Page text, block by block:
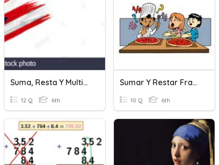
Suma, Resta Y Multiplicación De Fracciones Y Números Mixtos
12 Q 6th
Sumar Y Restar Fracciones: Igual Denominador
10 Q 6th